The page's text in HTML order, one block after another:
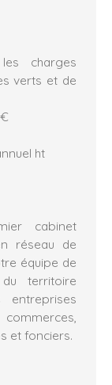
charges
verts et de
ht
cabinet
réseau de
équipe de
territoire
et fonciers.